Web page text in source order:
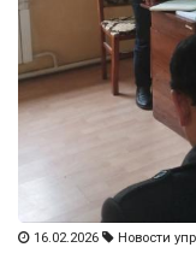
16.02.2026 Новости